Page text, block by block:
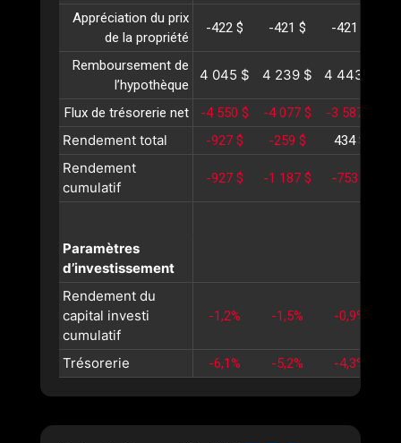
Appréciation du prix
de la propriété
-422 $ -421 $ -421 $
Remboursement de
l’hypothèque
4 045 $ 4 239 $ 4 443 $
Flux de trésorerie net -4 550 $ -4 077 $ -3 587 $
Rendement total -927 $ -259 $ 434 $
Rendement
cumulatif
-927 $ -1 187 $ -753 $
Paramètres
d’investissement
Rendement du
capital investi
cumulatif
-1,2% -1,5% -0,9%
Trésorerie -6,1% -5,2% -4,3%